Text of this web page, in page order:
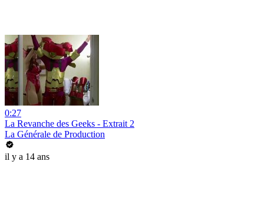
0:27
La Revanche des Geeks - Extrait 2
La Générale de Production
il y a 14 ans